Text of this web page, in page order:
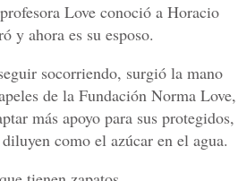
Love conoció a Horacio
y ahora es su esposo.
socorriendo, surgió la mano
de la Fundación Norma Love,
más apoyo para sus protegidos,
como el azúcar en el agua.